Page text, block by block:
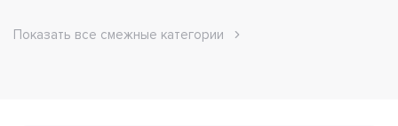
Показать все смежные категории